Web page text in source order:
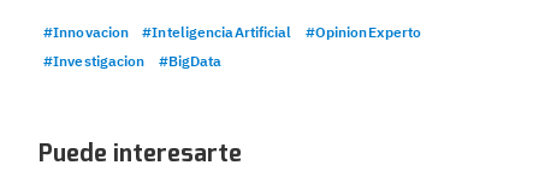
#Innovacion #InteligenciaArtificial
#OpinionExperto
#Investigacion
#BigData
Puede interesarte